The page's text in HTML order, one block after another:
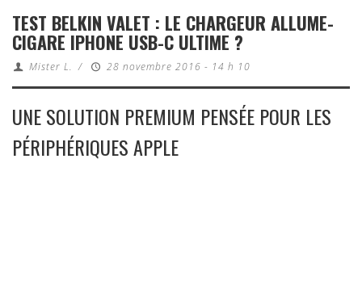
TEST BELKIN VALET : LE CHARGEUR ALLUME-
CIGARE IPHONE USB-C ULTIME ?
Mister L. / 28 novembre 2016 - 14 h 10
UNE SOLUTION PREMIUM PENSÉE POUR LES
PÉRIPHÉRIQUES APPLE